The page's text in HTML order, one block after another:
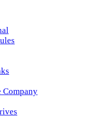
Company